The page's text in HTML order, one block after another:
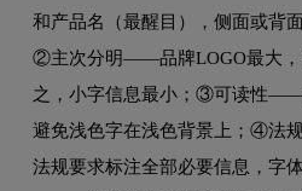
和产品名（最醒目），侧面或背
②主次分明——品牌LOGO最大，
之，小字信息最小；③可读性——
避免浅色字在浅色背景上；④法
法规要求标注全部必要信息，字